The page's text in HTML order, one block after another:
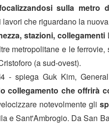
sulla metro
che riguardano la
stazioni, collegamenti
metropolitane e le ferrovie,
(a sud-ovest).
- spiega Guk Kim,
collegamento che offrirà
notevolmente gli
e Sant'Ambrogio. Da San